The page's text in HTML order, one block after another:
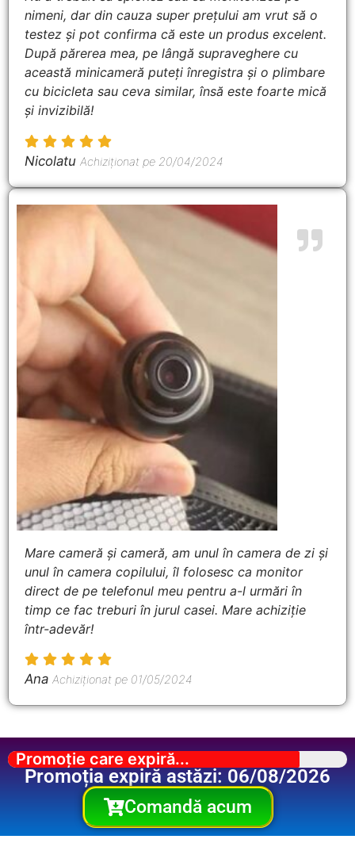
nimeni, dar din cauza super prețului am vrut să o
testez și pot confirma că este un produs excelent.
După părerea mea, pe lângă supraveghere cu
această minicameră puteți înregistra și o plimbare
cu bicicleta sau ceva similar, însă este foarte mică
și invizibilă!
Nicolatu Achiziționat pe 20/04/2024
Mare cameră și cameră, am unul în camera de zi și
unul în camera copilului, îl folosesc ca monitor
direct de pe telefonul meu pentru a-l urmări în
timp ce fac treburi în jurul casei. Mare achiziție
într-adevăr!
Ana Achiziționat pe 01/05/2024
Promoție care expiră...
Promoția expiră astăzi: 06/08/2026
Comandă acum